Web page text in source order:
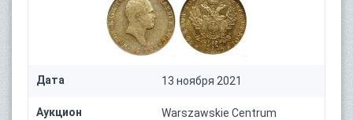
Дата 13 ноября 2021
Аукцион
Warszawskie Centrum